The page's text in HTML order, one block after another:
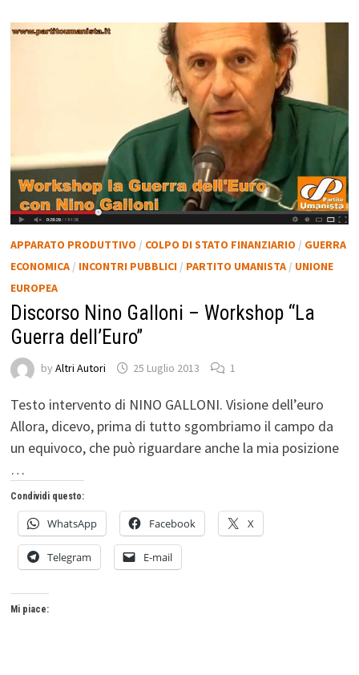
APPARATO PRODUTTIVO / COLPO DI STATO FINANZIARIO / GUERRA
ECONOMICA/ INCONTRI PUBBLICI / PARTITO UMANISTA/ UNIONE
EUROPEA
Discorso Nino Galloni – Workshop “La
Guerra dell’Euro”
by Altri Autori 25 Luglio 2013 1
Testo intervento di NINO GALLONI. Visione dell’euro
Allora, dicevo, prima di tutto sgombriamo il campo da
un equivoco, che può riguardare anche la mia posizione
…
Condividi questo:
WhatsApp Facebook X
Telegram E-mail
Mi piace: